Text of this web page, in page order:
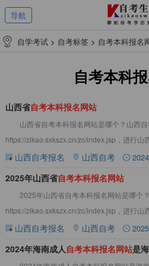
导航
自学考试 > 自考标签 > 自考本科报名
自考本科
山西省自考本科报名网站
山西省自考本科报名网站是哪个？山西
https://zikao.sxkszx.cn/zc/index.jsp，进行山
山西自考
山西自考报名 山西自考
2025年山西省自考本科报名网站
2025年山西省自考本科报名网站是哪个
https://zikao.sxkszx.cn/zc/index.jsp，进行山
山西自考报名 山西自考
2024年海南成人自考本科报名网站是